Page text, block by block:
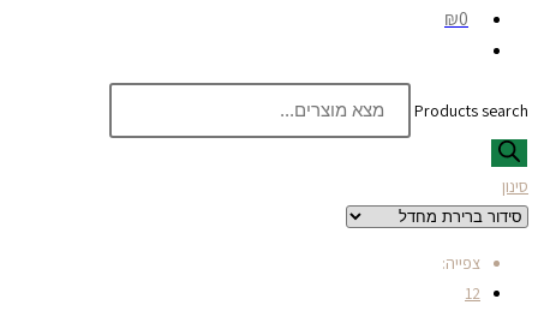
₪0
Products search
סינון
צפייה:
12